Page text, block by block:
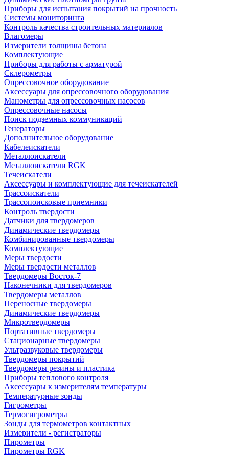
Приборы для испытания покрытий на прочность
Системы мониторинга
Контроль качества строительных материалов
Влагомеры
Измерители толщины бетона
Комплектующие
Приборы для работы с арматурой
Склерометры
Опрессовочное оборудование
Аксессуары для опрессовочного оборудования
Манометры для опрессовочных насосов
Опрессовочные насосы
Поиск подземных коммуникаций
Генераторы
Дополнительное оборудование
Кабелеискатели
Металлоискатели
Металлоискатели RGK
Течеискатели
Аксессуары и комплектующие для течеискателей
Трассоискатели
Трассопоисковые приемники
Контроль твердости
Датчики для твердомеров
Динамические твердомеры
Комбинированные твердомеры
Комплектующие
Меры твердости
Меры твердости металлов
Твердомеры Восток-7
Наконечники для твердомеров
Твердомеры металлов
Переносные твердомеры
Динамические твердомеры
Микротвердомеры
Портативные твердомеры
Стационарные твердомеры
Ультразвуковые твердомеры
Твердомеры покрытий
Твердомеры резины и пластика
Приборы теплового контроля
Аксессуары к измерителям температуры
Температурные зонды
Гигрометры
Термогигрометры
Зонды для термометров контактных
Измерители - регистраторы
Пирометры
Пирометры RGK